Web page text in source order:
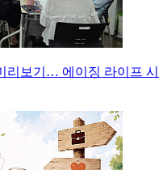
리보기… 에이징 라이프 시